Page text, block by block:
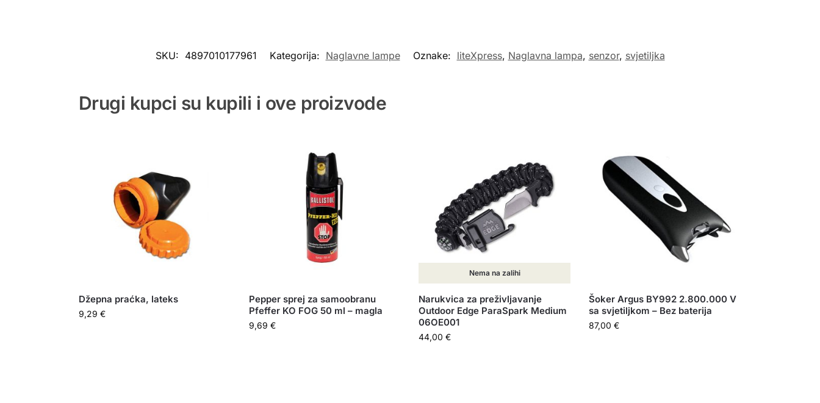
SKU: 4897010177961 Kategorija: Naglavne lampe Oznake: liteXpress, Naglavna lampa, senzor, svjetiljka
Drugi kupci su kupili i ove proizvode
Džepna praćka, lateks
9,29 €
Pepper sprej za samoobranu
Pfeffer KO FOG 50 ml – magla
9,69 €
Nema na zalihi
Narukvica za preživljavanje
Outdoor Edge ParaSpark Medium
06OE001
44,00€
Šoker Argus BY992 2.800.000 V
sa svjetiljkom – Bez baterija
87,00€